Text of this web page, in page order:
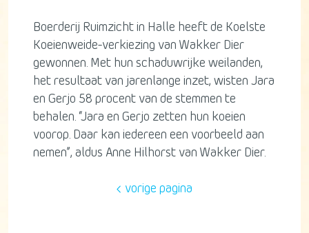
Boerderij Ruimzicht in Halle heeft de Koelste
Koeienweide-verkiezing van Wakker Dier
gewonnen. Met hun schaduwrijke weilanden,
het resultaat van jarenlange inzet, wisten Jara
en Gerjo 58 procent van de stemmen te
behalen. “Jara en Gerjo zetten hun koeien
voorop. Daar kan iedereen een voorbeeld aan
nemen”, aldus Anne Hilhorst van Wakker Dier.
vorige pagina